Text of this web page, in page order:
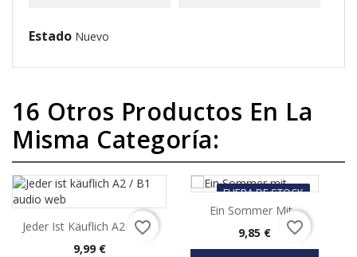
Estado Nuevo
16 Otros Productos En La
Misma Categoría:
Jeder Ist Käuflich A2 / B1...
Precio
9,99 €
favorite_border
FUERA DE STOCK
Ein Sommer Mit...
Precio
9,85 € favorite_border